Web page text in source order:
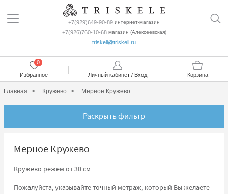
+7(929)649-90-89 интернет-магазин
+7(926)760-10-68магазин (Алексеевская)
triskeli@triskeli.ru
Избранное
0
Личный кабинет / Вход Корзина
Главная Кружево Мерное Кружево
Раскрыть фильтр
Мерное Кружево
Кружево режем от 30 см.
Пожалуйста, указывайте точный метраж, который Вы желаете